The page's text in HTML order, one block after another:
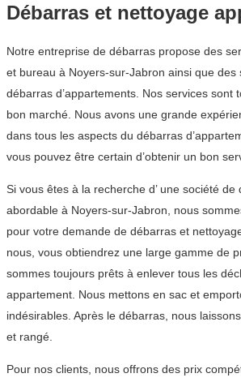
Débarras et nettoyage
Notre entreprise de débarras propose des
et bureau à Noyers-sur-Jabron ainsi que des
débarras d’appartements. Nos services sont
bon marché. Nous avons une grande
dans tous les aspects du débarras
vous pouvez être certain d’obtenir un bon
Si vous êtes à la recherche d’ une société
abordable à Noyers-sur-Jabron, nous
pour votre demande de débarras et
nous, vous obtiendrez une large gamme de
sommes toujours prêts à enlever tous les
appartement. Nous mettons en sac et
indésirables. Après le débarras, nous
et rangé.
Pour nos clients, nous offrons des prix